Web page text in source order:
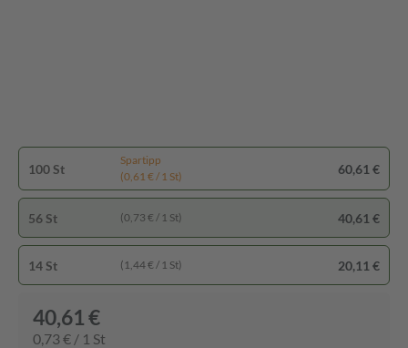
100 St
Spartipp
(0,61 € / 1 St)
60,61 €
56 St (0,73 € / 1 St) 40,61 €
14 St (1,44 € / 1 St) 20,11 €
40,61 €
0,73 € / 1 St